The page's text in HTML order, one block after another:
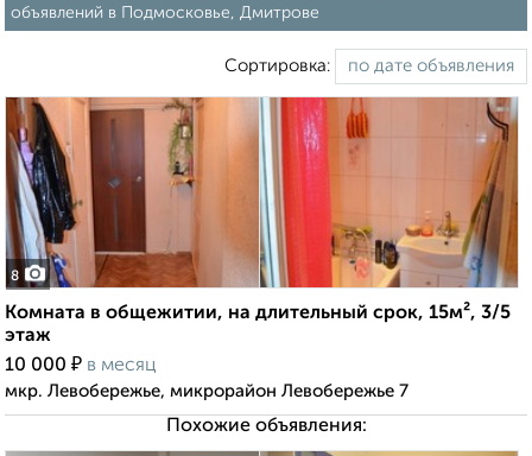
объявлений в Подмосковье, Дмитрове
Сортировка:
8
Комната в общежитии, на длительный срок, 15м², 3/5
этаж
10 000 ₽ в месяц
мкр. Левобережье, микрорайон Левобережье 7
Похожие объявления: